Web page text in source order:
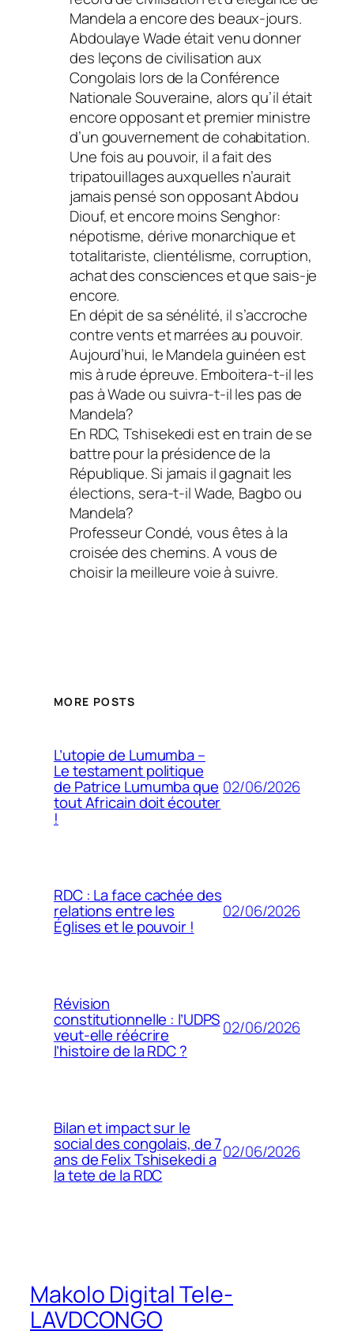
Mandela a encore des beaux-jours.
Abdoulaye Wade était venu donner
des leçons de civilisation aux
Congolais lors de la Conférence
Nationale Souveraine, alors qu’il était
encore opposant et premier ministre
d’un gouvernement de cohabitation.
Une fois au pouvoir, il a fait des
tripatouillages auxquelles n’aurait
jamais pensé son opposant Abdou
Diouf, et encore moins Senghor:
népotisme, dérive monarchique et
totalitariste, clientélisme, corruption,
achat des consciences et que sais-je
encore.
En dépit de sa sénélité, il s’accroche
contre vents et marrées au pouvoir.
Aujourd’hui, le Mandela guinéen est
mis à rude épreuve. Emboitera-t-il les
pas à Wade ou suivra-t-il les pas de
Mandela?
En RDC, Tshisekedi est en train de se
battre pour la présidence de la
République. Si jamais il gagnait les
élections, sera-t-il Wade, Bagbo ou
Mandela?
Professeur Condé, vous êtes à la
croisée des chemins. A vous de
choisir la meilleure voie à suivre.
MORE POSTS
L’utopie de Lumumba –
Le testament politique
de Patrice Lumumba que
tout Africain doit écouter
!
02/06/2026
RDC : La face cachée des
relations entre les
Églises et le pouvoir !
02/06/2026
Révision
constitutionnelle : l’UDPS
veut-elle réécrire
l’histoire de la RDC ?
02/06/2026
Bilan et impact sur le
social des congolais, de 7
ans de Felix Tshisekedi a
la tete de la RDC
02/06/2026
Makolo Digital Tele-
LAVDCONGO